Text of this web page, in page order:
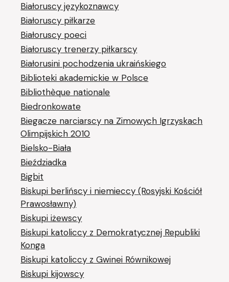
Białoruscy językoznawcy
Białoruscy piłkarze
Białoruscy poeci
Białoruscy trenerzy piłkarscy
Białorusini pochodzenia ukraińskiego
Biblioteki akademickie w Polsce
Bibliothèque nationale
Biedronkowate
Biegacze narciarscy na Zimowych Igrzyskach
Olimpijskich 2010
Bielsko-Biała
Bieździadka
Bigbit
Biskupi berlińscy i niemieccy (Rosyjski Kościół
Prawosławny)
Biskupi iżewscy
Biskupi katoliccy z Demokratycznej Republiki
Konga
Biskupi katoliccy z Gwinei Równikowej
Biskupi kijowscy